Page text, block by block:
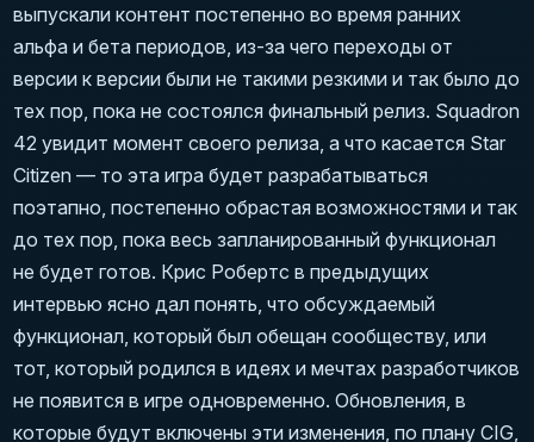
выпускали контент постепенно во время ранних
альфа и бета периодов, из-за чего переходы от
версии к версии были не такими резкими и так было до
тех пор, пока не состоялся финальный релиз. Squadron
42 увидит момент своего релиза, а что касается Star
Citizen — то эта игра будет разрабатываться
поэтапно, постепенно обрастая возможностями и так
до тех пор, пока весь запланированный функционал
не будет готов. Крис Робертс в предыдущих
интервью ясно дал понять, что обсуждаемый
функционал, который был обещан сообществу, или
тот, который родился в идеях и мечтах разработчиков
не появится в игре одновременно. Обновления, в
которые будут включены эти изменения, по плану CIG,